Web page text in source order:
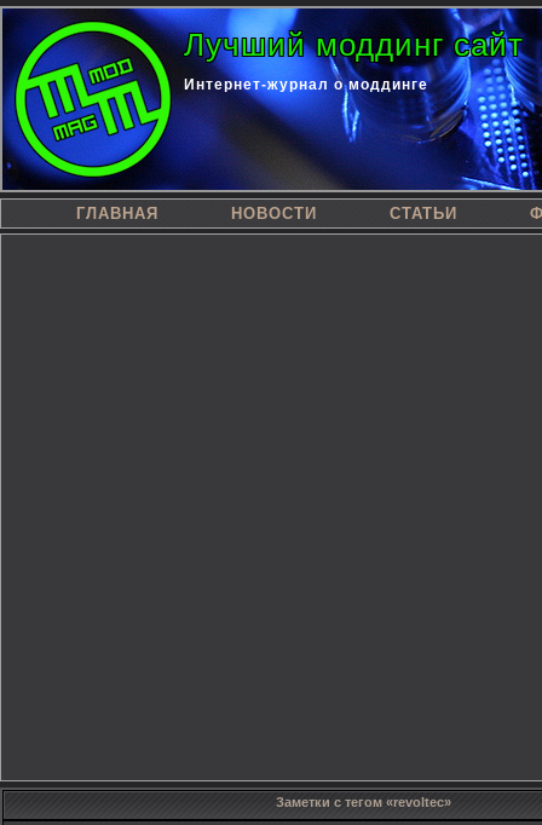
Лучший моддинг сайт
Интернет-журнал о моддинге
ГЛАВНАЯ НОВОСТИ СТАТЬИ
Заметки с тегом «revoltec»